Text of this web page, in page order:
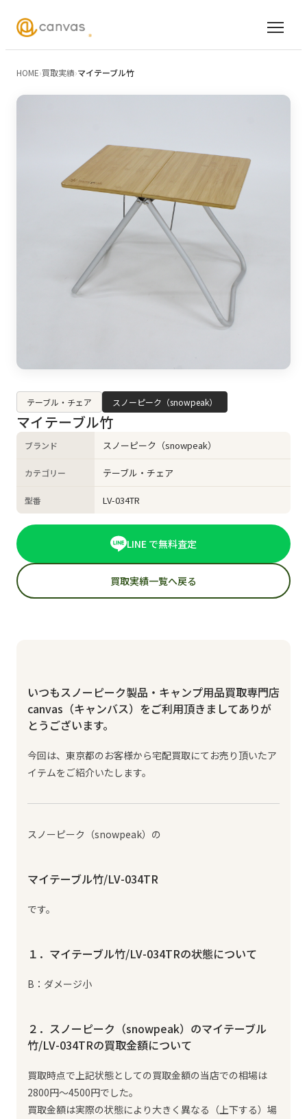
HOME›買取実績›マイテーブル竹
テーブル・チェア スノーピーク（snowpeak）
マイテーブル竹
ブランド スノーピーク（snowpeak）
カテゴリー テーブル・チェア
型番 LV-034TR
LINE で無料査定
買取実績一覧へ戻る
いつもスノーピーク製品・キャンプ用品買取専門店
canvas（キャンバス）をご利用頂きましてありが
とうございます。
今回は、東京都のお客様から宅配買取にてお売り頂いたア
イテムをご紹介いたします。
スノーピーク（snowpeak）の
マイテーブル竹/LV-034TR
です。
１．マイテーブル竹/LV-034TRの状態について
B：ダメージ小
２．スノーピーク（snowpeak）のマイテーブル
竹/LV-034TRの買取金額について
買取時点で上記状態としての買取金額の当店での相場は
2800円～4500円でした。
買取金額は実際の状態により大きく異なる（上下する）場